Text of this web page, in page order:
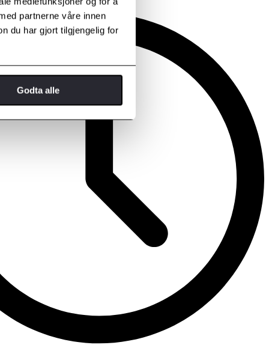
partnerne våre innen
du har gjort tilgjengelig for
Godta alle